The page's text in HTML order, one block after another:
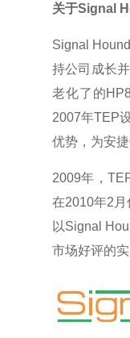
关于Signal
Signal
持公司成长
老化了的
2007年TEP
优势，为安
2009年，
在2010年2
以Signal
市场好评的